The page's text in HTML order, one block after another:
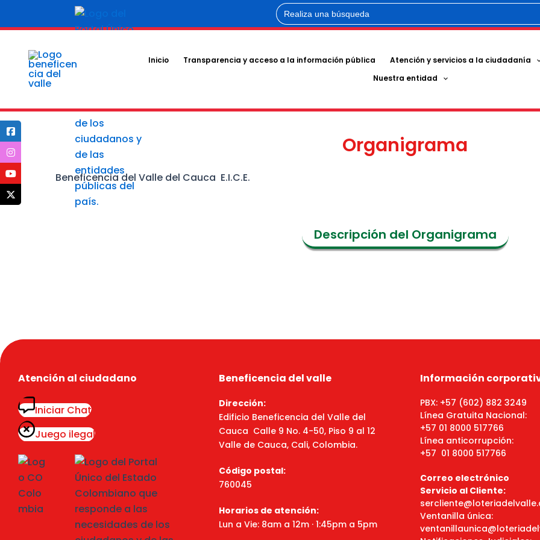
Buscar:
Inicio Transparencia y acceso a la información pública Atención y servicios a la ciudadanía
Nuestra entidad
Organigrama
Beneficencia del Valle del Cauca E.I.C.E.
Descripción del Organigrama
Atención al ciudadano
Iniciar Chat
Juego ilegal
Beneficencia del valle
Dirección:
Edificio Beneficencia del Valle del
Cauca Calle 9 No. 4-50, Piso 9 al 12
Valle de Cauca, Cali, Colombia.
Código postal:
760045
Horarios de atención:
Lun a Vie: 8am a 12m · 1:45pm a 5pm
Información
PBX: +57 (602) 882 3249
Línea Gratuita Nacional:
+57 01 8000 517766
Línea anticorrupción:
+57 01 8000 517766
Correo electrónico
Servicio al Cliente:
Ventanilla única: